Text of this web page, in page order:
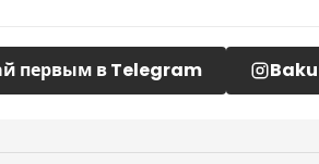
первым в Telegram